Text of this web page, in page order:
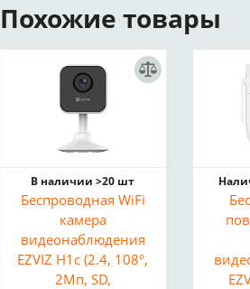
Похожие товары
В наличии >20 шт
Беспроводная WiFi
камера
видеонаблюдения
EZVIZ H1c (2.4, 108°,
2Мп, SD,